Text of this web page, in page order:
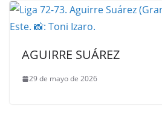
AGUIRRE SUÁREZ
29 de mayo de 2026